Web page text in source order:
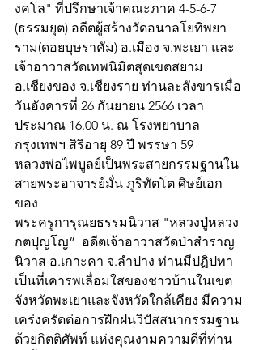
งคโล" ที่ปรึกษาเจ้าคณะภาค 4-5-6-7
(ธรรมยุต) อดีตผู้สร้างวัดอนาลโยทิพยา
ราม(ดอยบุษราคัม) อ.เมือง จ.พะเยา และ
เจ้าอาวาสวัดเทพนิมิตสุดเขตสยาม
อ.เชียงของ จ.เชียงราย ท่านละสังขารเมื่อ
วันอังคารที่ 26 กันยายน 2566 เวลา
ประมาณ 16.00 น. ณ โรงพยาบาล
กรุงเทพฯ สิริอายุ 89 ปี พรรษา 59
หลวงพ่อไพบูลย์เป็นพระสายกรรมฐานใน
สายพระอาจารย์มั่น ภูริทัตโต ศิษย์เอก
ของ
พระครูการุณยธรรมนิวาส "หลวงปู่หลวง
กตปุญโญ”  อดีตเจ้าอาวาสวัดป่าสำราญ
นิวาส อ.เกาะคา จ.ลำปาง ท่านมีปฏิปทา
เป็นที่เคารพเลื่อมใสของชาวบ้านในเขต
จังหวัดพะเยาและจังหวัดใกล้เคียง มีความ
เคร่งครัดต่อการฝึกฝนวิปัสสนากรรมฐาน
ด้วยกิตติศัพท์ แห่งคุณงามความดีที่ท่าน